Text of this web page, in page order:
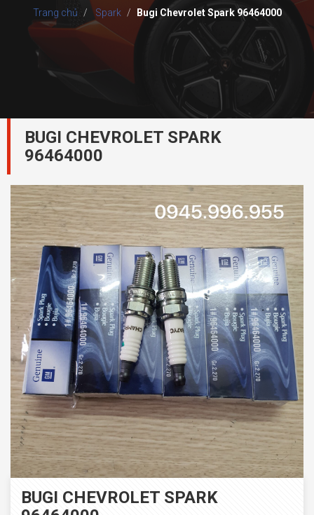
Trang chủ Spark Bugi Chevrolet Spark 96464000
BUGI CHEVROLET SPARK
96464000
BUGI CHEVROLET SPARK